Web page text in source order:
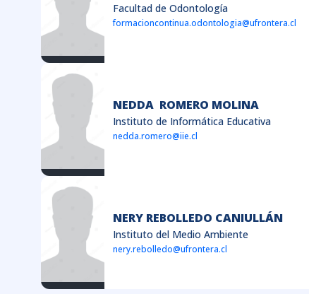
Facultad de Odontología
formacioncontinua.odontologia@ufrontera.cl
NEDDA ROMERO MOLINA
Instituto de Informática Educativa
nedda.romero@iie.cl
NERY REBOLLEDO CANIULLÁN
Instituto del Medio Ambiente
nery.rebolledo@ufrontera.cl